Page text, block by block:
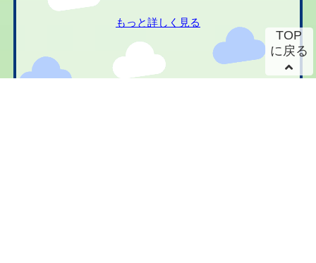
もっと詳しく見る
TOP
に戻る